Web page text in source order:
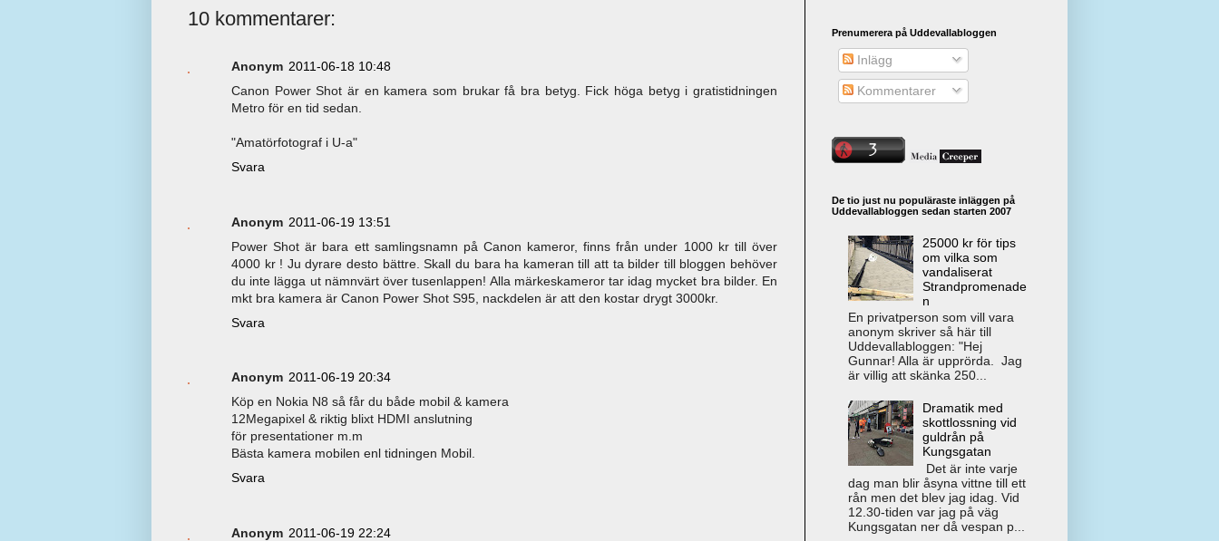
10 kommentarer:
Anonym 2011-06-18 10:48
Canon Power Shot är en kamera som brukar få bra betyg. Fick höga betyg i gratistidningen
Metro för en tid sedan.
"Amatörfotograf i U-a"
Svara
Anonym 2011-06-19 13:51
Power Shot är bara ett samlingsnamn på Canon kameror, finns från under 1000 kr till över
4000 kr ! Ju dyrare desto bättre. Skall du bara ha kameran till att ta bilder till bloggen behöver
du inte lägga ut nämnvärt över tusenlappen! Alla märkeskameror tar idag mycket bra bilder. En
mkt bra kamera är Canon Power Shot S95, nackdelen är att den kostar drygt 3000kr.
Svara
Anonym 2011-06-19 20:34
Köp en Nokia N8 så får du både mobil & kamera
12Megapixel & riktig blixt HDMI anslutning
för presentationer m.m
Bästa kamera mobilen enl tidningen Mobil.
Svara
Anonym 2011-06-19 22:24
Prenumerera på Uddevallabloggen
Inlägg
Kommentarer
De tio just nu populäraste inläggen på
Uddevallabloggen sedan starten 2007
25000 kr för tips
om vilka som
vandaliserat
Strandpromenade
n
En privatperson som vill vara
anonym skriver så här till
Uddevallabloggen: "Hej
Gunnar! Alla är upprörda. Jag
är villig att skänka 250...
Dramatik med
skottlossning vid
guldrån på
Kungsgatan
Det är inte varje
dag man blir åsyna vittne till ett
rån men det blev jag idag. Vid
12.30-tiden var jag på väg
Kungsgatan ner då vespan p...